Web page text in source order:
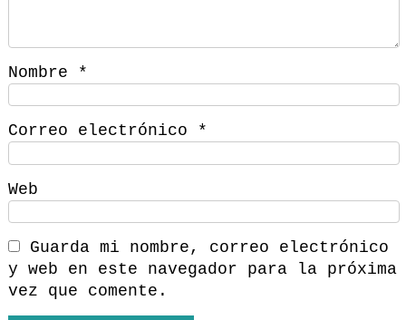
Nombre *
Correo electrónico *
Web
Guarda mi nombre, correo electrónico
y web en este navegador para la próxima
vez que comente.